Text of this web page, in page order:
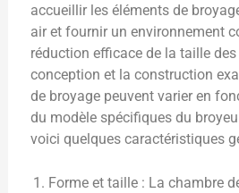
accueillir les éléments de
air et fournir un environnement
réduction efficace de la taille
conception et la construction
de broyage peuvent varier en
du modèle spécifiques du
voici quelques caractéristiques
Forme et taille : La chambre